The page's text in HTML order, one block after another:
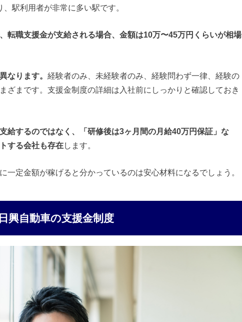
駅利用者が非常に多い駅です。
転職支援金が支給される場合、金額は10万〜45万円くらいが相場
なります。 経験者のみ、未経験者のみ、経験問わず一律、経験の
ざまです。支援金制度の詳細は入社前にしっかりと確認しておき
給するのではなく、「研修後は3ヶ月間の月給40万円保証」な
する会社も存在します。
一定金額が稼げると分かっているのは安心材料になるでしょう。
興自動車の支援金制度